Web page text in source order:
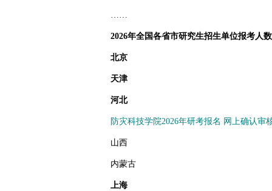
……
2026年全国各省市研究生招生单位报考人
北京
天津
河北
防灾科技学院2026年研考报名 网上确认审
山西
内蒙古
上海